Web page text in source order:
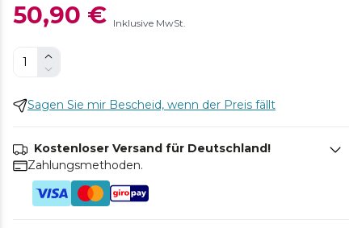
50,90 € Inklusive MwSt.
Sagen Sie mir Bescheid, wenn der Preis fällt
Kostenloser Versand für Deutschland!
Zahlungsmethoden.